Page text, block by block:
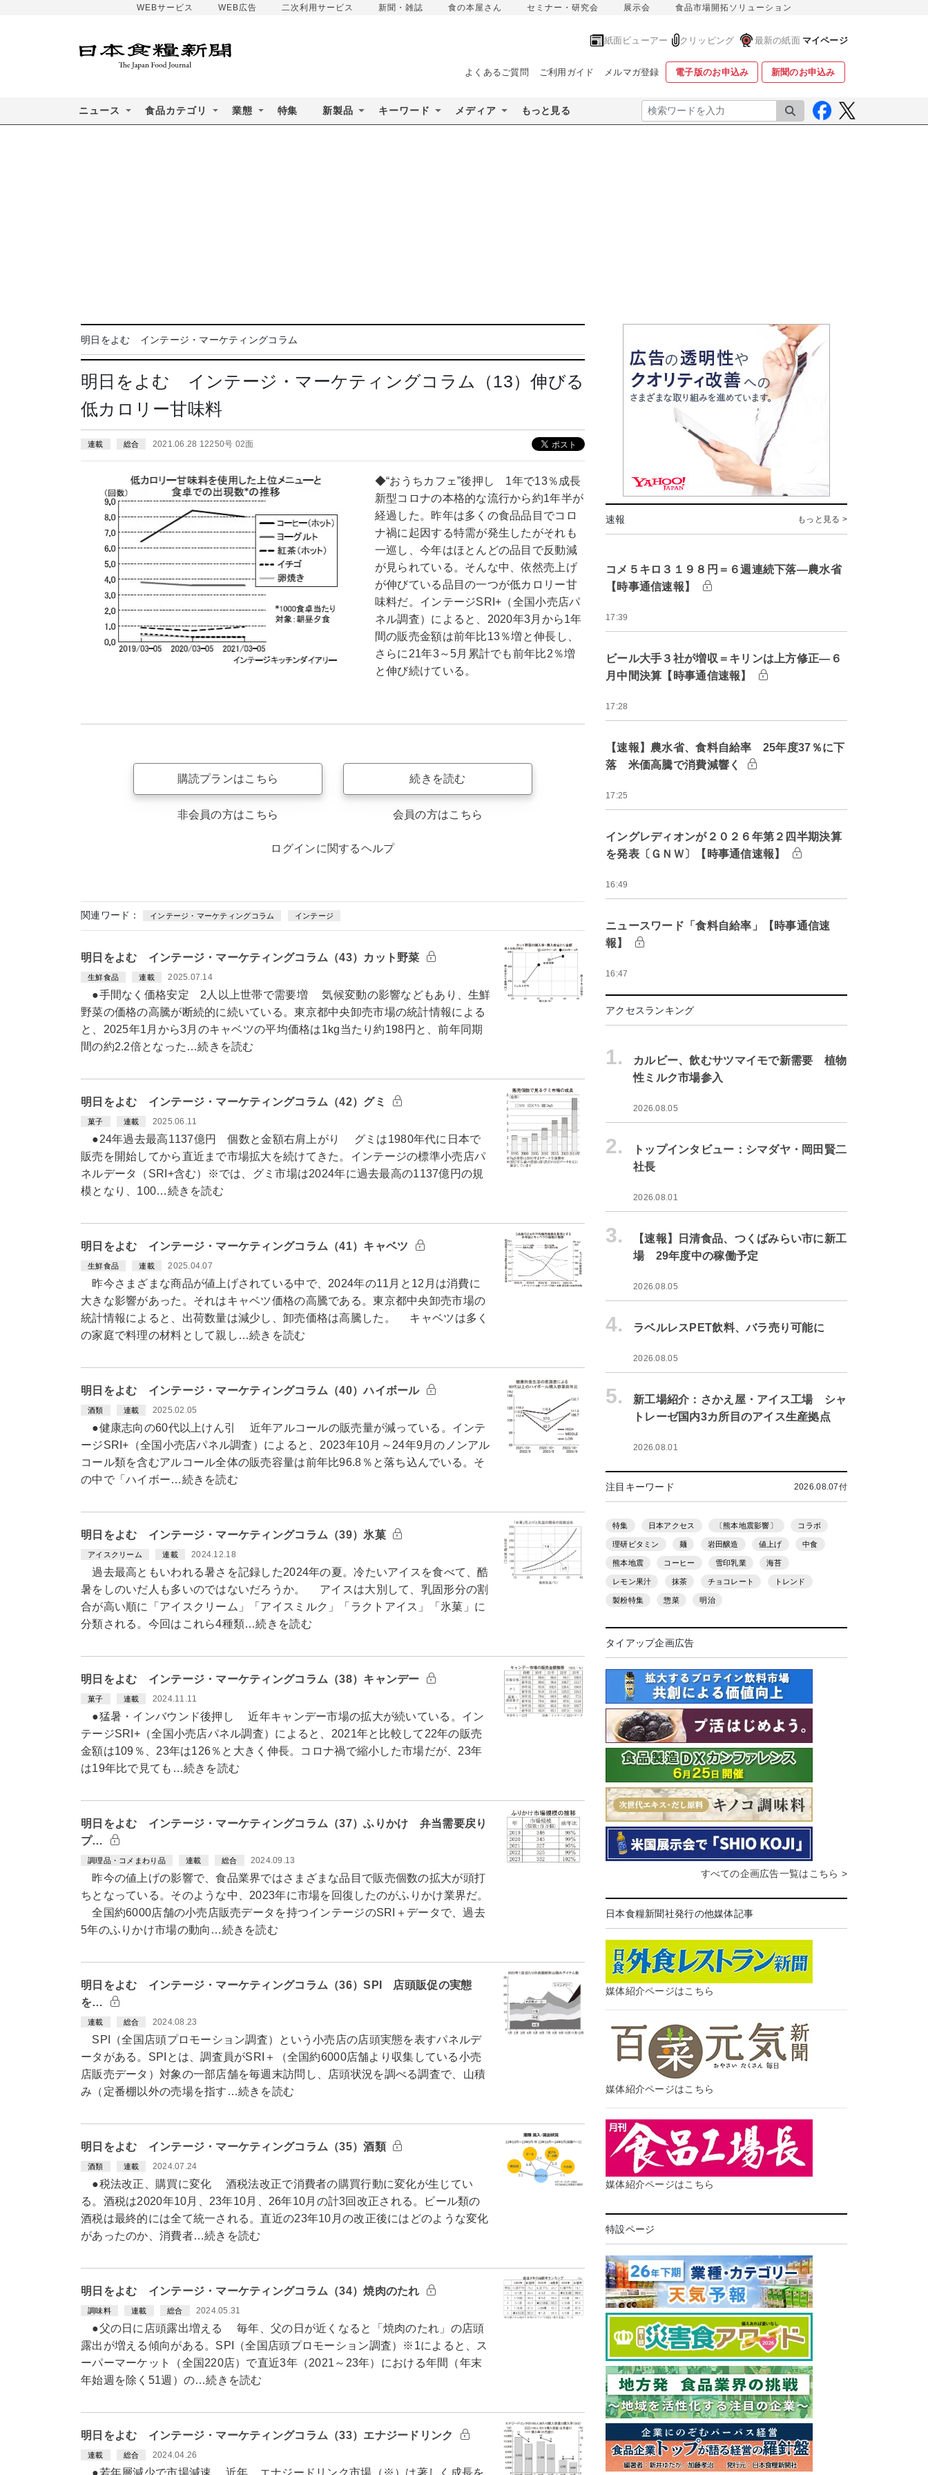
WEBサービス WEB広告 二次利用サービス 新聞・雑誌 食の本屋さん セミナー・研究会 展示会 食品市場開拓ソリューション
紙面ビューアー クリッピング 最新の紙面 マイページ
よくあるご質問 ご利用ガイド メルマガ登録 電子版のお申込み 新聞のお申込み
ニュース 食品カテゴリ 業態 特集 新製品 キーワード メディア もっと見る 検索
明日をよむ インテージ・マーケティングコラム
明日をよむ インテージ・マーケティングコラム（13）伸びる
低カロリー甘味料
連載 総合 2021.06.28 12250号 02面
◆“おうちカフェ”後押し 1年で13％成長
新型コロナの本格的な流行から約1年半が
経過した。昨年は多くの食品品目でコロ
ナ禍に起因する特需が発生したがそれも
一巡し、今年はほとんどの品目で反動減
が見られている。そんな中、依然売上げ
が伸びている品目の一つが低カロリー甘
味料だ。インテージSRI+（全国小売店パ
ネル調査）によると、2020年3月から1年
間の販売金額は前年比13％増と伸長し、
さらに21年3～5月累計でも前年比2％増
と伸び続けている。
購読プランはこちら
非会員の方はこちら
続きを読む
会員の方はこちら
ログインに関するヘルプ
関連ワード： インテージ・マーケティングコラム インテージ
明日をよむ インテージ・マーケティングコラム（43）カット野菜
生鮮食品 連載 2025.07.14
●手間なく価格安定 2人以上世帯で需要増 気候変動の影響などもあり、生鮮
野菜の価格の高騰が断続的に続いている。東京都中央卸売市場の統計情報による
と、2025年1月から3月のキャベツの平均価格は1kg当たり約198円と、前年同期
間の約2.2倍となった…続きを読む
明日をよむ インテージ・マーケティングコラム（42）グミ
菓子 連載 2025.06.11
●24年過去最高1137億円 個数と金額右肩上がり グミは1980年代に日本で
販売を開始してから直近まで市場拡大を続けてきた。インテージの標準小売店パ
ネルデータ（SRI+含む）※では、グミ市場は2024年に過去最高の1137億円の規
模となり、100…続きを読む
明日をよむ インテージ・マーケティングコラム（41）キャベツ
生鮮食品 連載 2025.04.07
昨今さまざまな商品が値上げされている中で、2024年の11月と12月は消費に
大きな影響があった。それはキャベツ価格の高騰である。東京都中央卸売市場の
統計情報によると、出荷数量は減少し、卸売価格は高騰した。 キャベツは多く
の家庭で料理の材料として親し…続きを読む
明日をよむ インテージ・マーケティングコラム（40）ハイボール
酒類 連載 2025.02.05
●健康志向の60代以上けん引 近年アルコールの販売量が減っている。インテ
ージSRI+（全国小売店パネル調査）によると、2023年10月～24年9月のノンアル
コール類を含むアルコール全体の販売容量は前年比96.8％と落ち込んでいる。そ
の中で「ハイボー…続きを読む
明日をよむ インテージ・マーケティングコラム（39）氷菓
アイスクリーム 連載 2024.12.18
過去最高ともいわれる暑さを記録した2024年の夏。冷たいアイスを食べて、酷
暑をしのいだ人も多いのではないだろうか。 アイスは大別して、乳固形分の割
合が高い順に「アイスクリーム」「アイスミルク」「ラクトアイス」「氷菓」に
分類される。今回はこれら4種類…続きを読む
明日をよむ インテージ・マーケティングコラム（38）キャンデー
菓子 連載 2024.11.11
●猛暑・インバウンド後押し 近年キャンデー市場の拡大が続いている。イン
テージSRI+（全国小売店パネル調査）によると、2021年と比較して22年の販売
金額は109％、23年は126％と大きく伸長。コロナ禍で縮小した市場だが、23年
は19年比で見ても…続きを読む
明日をよむ インテージ・マーケティングコラム（37）ふりかけ 弁当需要戻り
プ…
調理品・コメまわり品 連載 総合 2024.09.13
昨今の値上げの影響で、食品業界ではさまざまな品目で販売個数の拡大が頭打
ちとなっている。そのような中、2023年に市場を回復したのがふりかけ業界だ。
全国約6000店舗の小売店販売データを持つインテージのSRI＋データで、過去
5年のふりかけ市場の動向…続きを読む
明日をよむ インテージ・マーケティングコラム（36）SPI 店頭販促の実態
を…
連載 総合 2024.08.23
SPI（全国店頭プロモーション調査）という小売店の店頭実態を表すパネルデ
ータがある。SPIとは、調査員がSRI＋（全国約6000店舗より収集している小売
店販売データ）対象の一部店舗を毎週末訪問し、店頭状況を調べる調査で、山積
み（定番棚以外の売場を指す…続きを読む
明日をよむ インテージ・マーケティングコラム（35）酒類
酒類 連載 2024.07.24
●税法改正、購買に変化 酒税法改正で消費者の購買行動に変化が生じてい
る。酒税は2020年10月、23年10月、26年10月の計3回改正される。ビール類の
酒税は最終的には全て統一される。直近の23年10月の改正後にはどのような変化
があったのか、消費者…続きを読む
明日をよむ インテージ・マーケティングコラム（34）焼肉のたれ
調味料 連載 総合 2024.05.31
●父の日に店頭露出増える 毎年、父の日が近くなると「焼肉のたれ」の店頭
露出が増える傾向がある。SPI（全国店頭プロモーション調査）※1によると、ス
ーパーマーケット（全国220店）で直近3年（2021～23年）における年間（年末
年始週を除く51週）の…続きを読む
明日をよむ インテージ・マーケティングコラム（33）エナジードリンク
連載 総合 2024.04.26
●若年層減少で市場減速 近年、エナジードリンク市場（※）は著しく成長を
速報 もっと見る >
コメ５キロ３１９８円＝６週連続下落―農水省
【時事通信速報】
17:39
ビール大手３社が増収＝キリンは上方修正―６
月中間決算【時事通信速報】
17:28
【速報】農水省、食料自給率 25年度37％に下
落 米価高騰で消費減響く
17:25
イングレディオンが２０２６年第２四半期決算
を発表〔ＧＮＷ〕【時事通信速報】
16:49
ニュースワード「食料自給率」【時事通信速
報】
16:47
アクセスランキング
1.
カルビー、飲むサツマイモで新需要 植物
性ミルク市場参入
2026.08.05
2.
トップインタビュー：シマダヤ・岡田賢二
社長
2026.08.01
3.
【速報】日清食品、つくばみらい市に新工
場 29年度中の稼働予定
2026.08.05
4. ラベルレスPET飲料、バラ売り可能に
2026.08.05
5.
新工場紹介：さかえ屋・アイス工場 シャ
トレーゼ国内3カ所目のアイス生産拠点
2026.08.01
注目キーワード 2026.08.07付
特集 日本アクセス 〔熊本地震影響〕 コラボ
理研ビタミン 麺 岩田醸造 値上げ 中食
熊本地震 コーヒー 雪印乳業 海苔
レモン果汁 抹茶 チョコレート トレンド
製粉特集 惣菜 明治
タイアップ企画広告
すべての企画広告一覧はこちら >
日本食糧新聞社発行の他媒体記事
媒体紹介ページはこちら
媒体紹介ページはこちら
媒体紹介ページはこちら
特設ページ